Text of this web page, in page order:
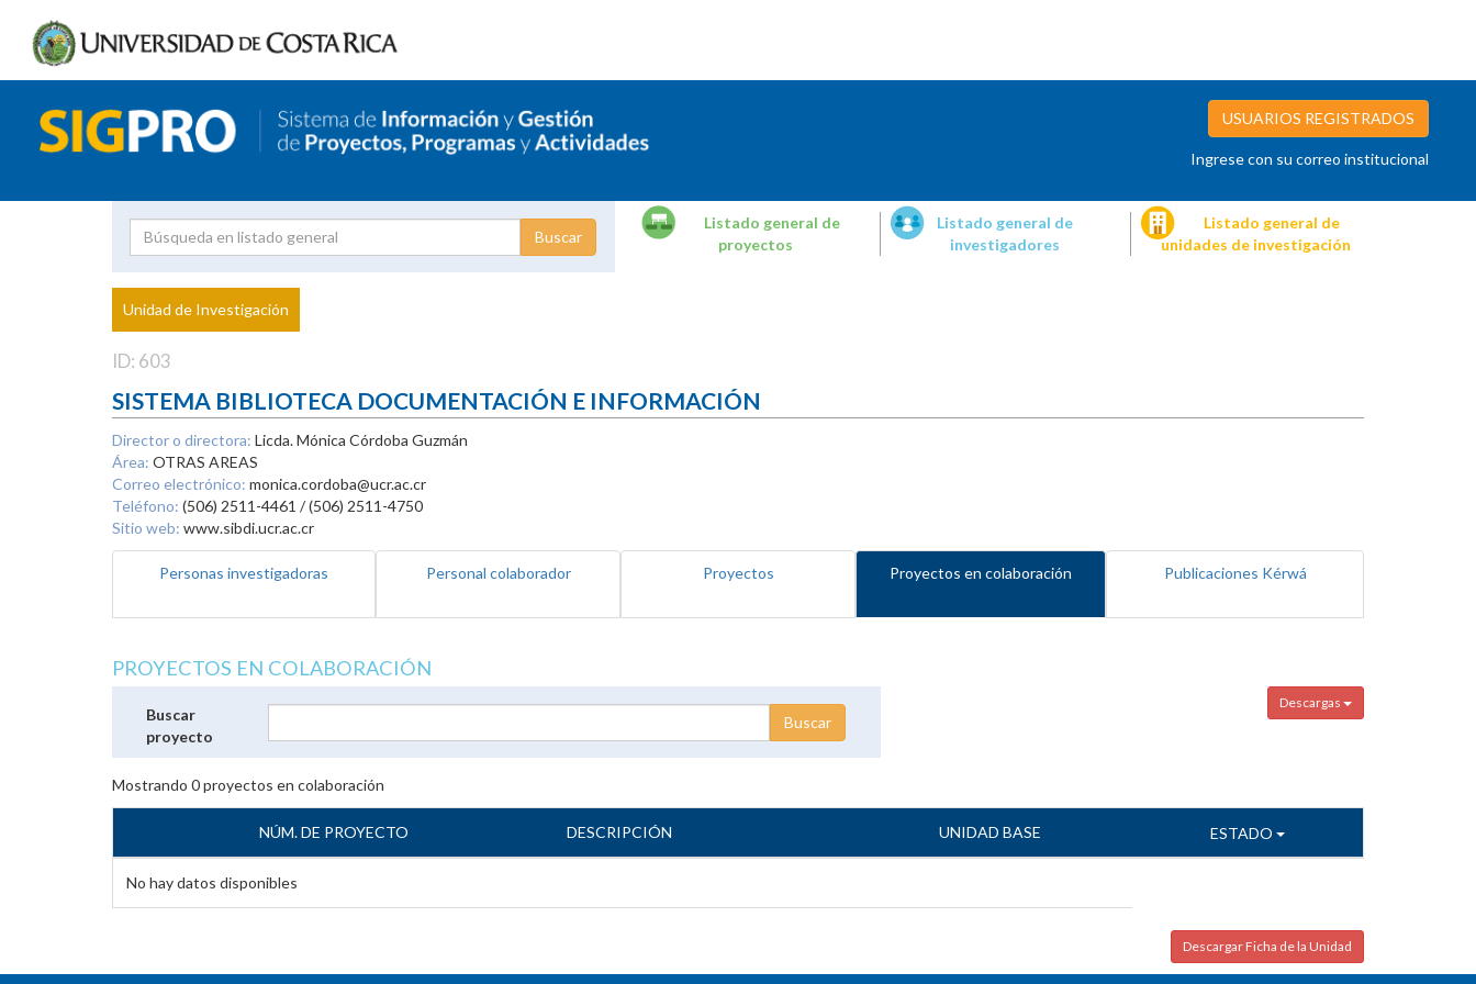
USUARIOS REGISTRADOS
Ingrese con su correo institucional
Proyecto
Investigador
Listado general de
proyectos
Listado general de
investigadores
Listado general de
unidades de investigación
Unidad de Investigación
ID: 603
SISTEMA BIBLIOTECA DOCUMENTACIÓN E INFORMACIÓN
Director o directora: Licda. Mónica Córdoba Guzmán
Área: OTRAS AREAS
Correo electrónico: monica.cordoba@ucr.ac.cr
Teléfono: (506) 2511-4461 / (506) 2511-4750
Sitio web: www.sibdi.ucr.ac.cr
Personas investigadoras Personal colaborador Proyectos Proyectos en colaboración Publicaciones Kérwá
PROYECTOS EN COLABORACIÓN
Descargas
Buscar
proyecto
Mostrando 0proyectos en colaboración
NÚM. DE PROYECTO DESCRIPCIÓN UNIDAD BASE ESTADO
No hay datos disponibles
Descargar Ficha de la Unidad